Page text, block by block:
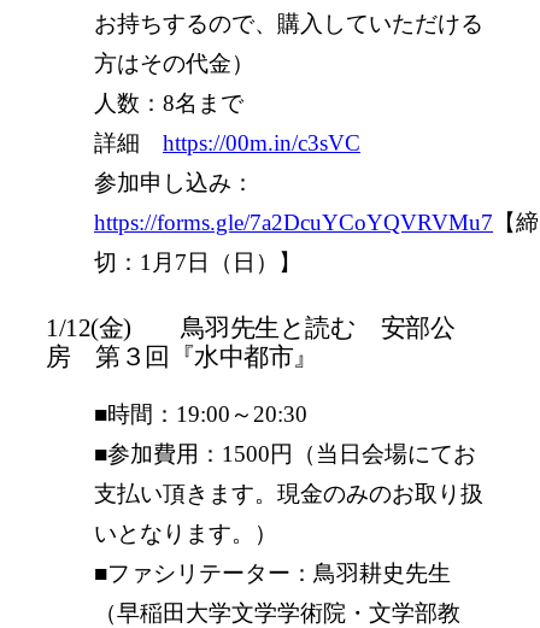
お持ちするので、購入していただける
方はその代金）
人数：8名まで
詳細 https://00m.in/c3sVC
参加申し込み：
https://forms.gle/7a2DcuYCoYQVRVMu7 【締
切：1月7日（日）】
1/12(金) 鳥羽先生と読む 安部公
房 第３回『水中都市』
■時間：19:00～20:30
■参加費用：1500円（当日会場にてお
支払い頂きます。現金のみのお取り扱
いとなります。）
■ファシリテーター：鳥羽耕史先生
（早稲田大学文学学術院・文学部教